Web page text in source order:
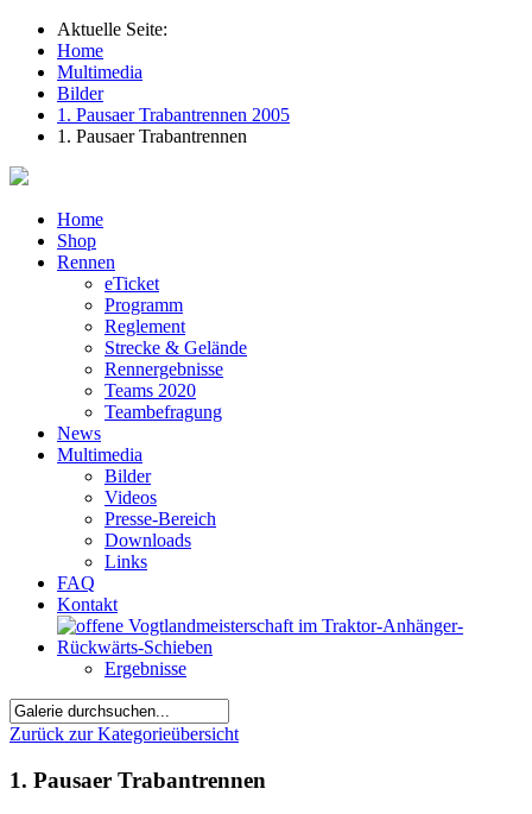
Aktuelle Seite:
Home
Multimedia
Bilder
1. Pausaer Trabantrennen 2005
1. Pausaer Trabantrennen
Home
Shop
Rennen
eTicket
Programm
Reglement
Strecke & Gelände
Rennergebnisse
Teams 2020
Teambefragung
News
Multimedia
Bilder
Videos
Presse-Bereich
Downloads
Links
FAQ
Kontakt
Ergebnisse
Zurück zur Kategorieübersicht
1. Pausaer Trabantrennen